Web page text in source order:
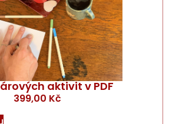
aktivit v PDF
399,00 Kč